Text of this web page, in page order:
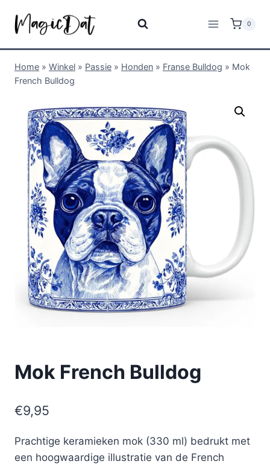
0
Home » Winkel » Passie » Honden » Franse Bulldog » Mok
French Bulldog
Mok French Bulldog
€9,95
Prachtige keramieken mok (330 ml) bedrukt met
een hoogwaardige illustratie van de French